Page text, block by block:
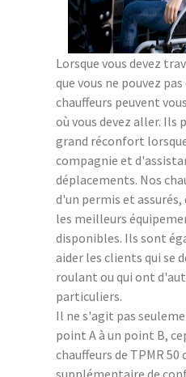
Lorsque vous devez
que vous ne pouvez
chauffeurs peuvent
où vous devez aller. Ils
grand réconfort
compagnie et
déplacements. Nos
d'un permis et
les meilleurs
disponibles. Ils sont
aider les clients qui se
roulant ou qui ont
particuliers.
Il ne s'agit pas
point A à un point B,
chauffeurs de TPMR